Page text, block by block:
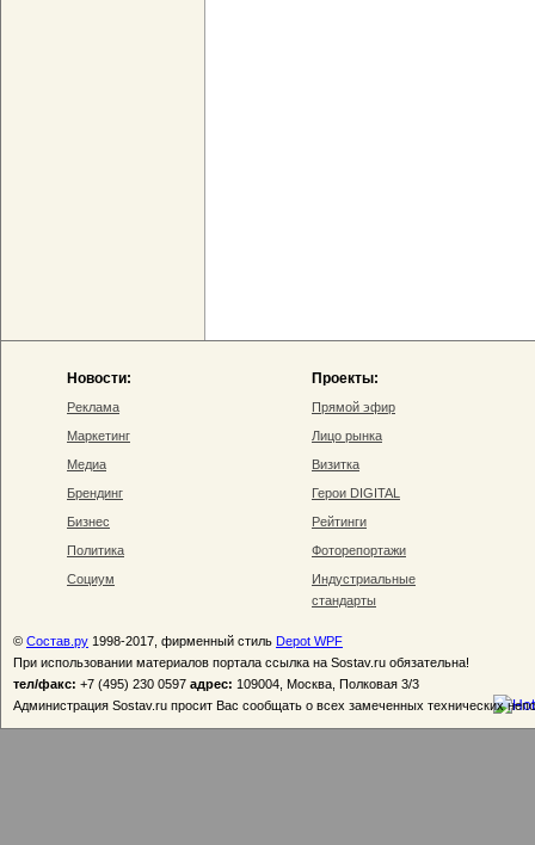
Новости:
Реклама
Маркетинг
Медиа
Брендинг
Бизнес
Политика
Социум
Проекты:
Прямой эфир
Лицо рынка
Визитка
Герои DIGITAL
Рейтинги
Фоторепортажи
Индустриальные
стандарты
© Состав.ру 1998-2017, фирменный стиль Depot WPF
При использовании материалов портала ссылка на Sostav.ru обязательна!
тел/факс: +7 (495) 230 0597 адрес: 109004, Москва, Полковая 3/3
Администрация Sostav.ru просит Вас сообщать о всех замеченных технических